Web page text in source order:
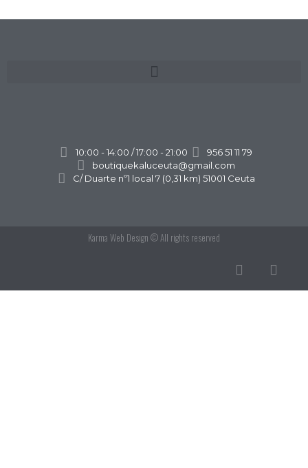
10:00 - 14:00 / 17:00 - 21:00
956 51 11 79
boutiquekaluceuta@gmail.com
C/ Duarte nº1 local 7 (0,31 km) 51001 Ceuta
Karma Web Design © All rights reserved